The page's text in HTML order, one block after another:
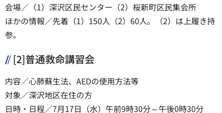
会場／（1）深沢区民センター（2）桜新町区民集会所
ほかの情報／先着（1）150人（2）60人。（2）は上履き持
参。
[2]普通救命講習会
内容／心肺蘇生法、AEDの使用方法等
対象／深沢地区在住の方
日時・日程／7月17日（水）午前9時30分～午後0時30分